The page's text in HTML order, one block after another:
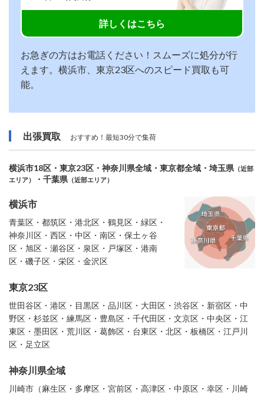
詳しくはこちら
お急ぎの方はお電話ください！スムーズに処分が行
えます。横浜市、東京23区へのスピード買取も可
能。
出張買取 おすすめ！最短30分で集荷
横浜市18区・東京23区・神奈川県全域・東京都全域・埼玉県 （近部
エリア）
・千葉県 （近部エリア）
横浜市
青葉区・都筑区・港北区・鶴見区・緑区・
神奈川区・西区・中区・南区・保土ヶ谷
区・旭区・瀬谷区・泉区・戸塚区・港南
区・磯子区・栄区・金沢区
東京23区
世田谷区・港区・目黒区・品川区・大田区・渋谷区・新宿区・中
野区・杉並区・練馬区・豊島区・千代田区・文京区・中央区・江
東区・墨田区・荒川区・葛飾区・台東区・北区・板橋区・江戸川
区・足立区
神奈川県全域
川崎市（麻生区・多摩区・宮前区・高津区・中原区・幸区・川崎